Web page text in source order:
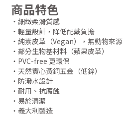
商品特色
・細緻柔滑質感
・輕量設計，降低配戴負擔
・純素皮革（Vegan），無動物來源
・部分生物基材料（蘋果皮革）
・PVC-free 更環保
・天然實心黃銅五金（低鋅）
・防潑水設計
・耐用、抗腐蝕
・易於清潔
・義大利製造